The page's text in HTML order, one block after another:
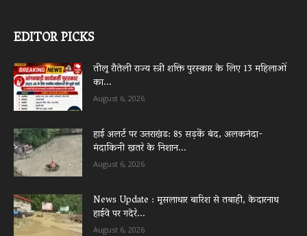
EDITOR PICKS
तीलू रौतेली राज्य स्त्री शक्ति पुरस्कार के लिए 13 महिलाओं
का...
August 6, 2026
हाई अलर्ट पर उत्तराखंड: 85 सड़कें बंद, अलकनंदा-
मंदाकिनी खतरे के निशान...
August 6, 2026
News Update : मूसलाधार बारिश से तबाही, केदारनाथ
हाईवे पर गदेरे...
August 6, 2026